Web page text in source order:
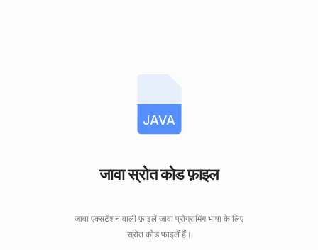
JAVA
जावा स्रोत कोड फ़ाइल
जावा एक्सटेंशन वाली फ़ाइलें जावा प्रोग्रामिंग भाषा के लिए
स्रोत कोड फ़ाइलें हैं।